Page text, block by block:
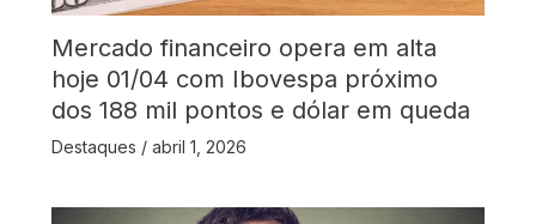
Mercado financeiro opera em alta
hoje 01/04 com Ibovespa próximo
dos 188 mil pontos e dólar em queda
Destaques / abril 1, 2026